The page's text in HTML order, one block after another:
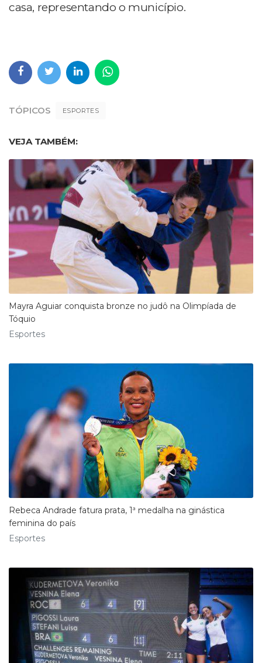
casa, representando o município.
TÓPICOS ESPORTES
VEJA TAMBÉM:
Mayra Aguiar conquista bronze no judô na Olimpíada de
Tóquio
Esportes
Rebeca Andrade fatura prata, 1ª medalha na ginástica
feminina do país
Esportes